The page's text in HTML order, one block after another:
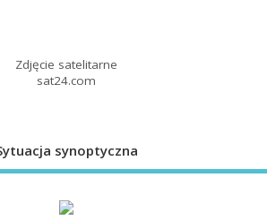
Zdjęcie satelitarne
sat24.com
synoptyczna